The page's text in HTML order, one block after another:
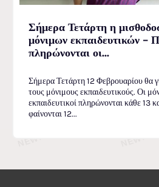
Σήμερα Τετάρτη η
μόνιμων εκπαιδευτικών –
πληρώνονται οι...
Σήμερα Τετάρτη 12 Φεβρουαρίου θα
τους μόνιμους εκπαιδευτικούς. Οι
εκπαιδευτικοί πληρώνονται κάθε 13
φαίνονται 12...